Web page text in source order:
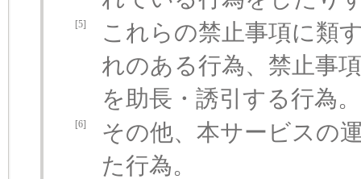
[5]
これらの禁止事項に類
れのある行為、禁止事
を助長・誘引する行為。
[6]
その他、本サービスの
た行為。